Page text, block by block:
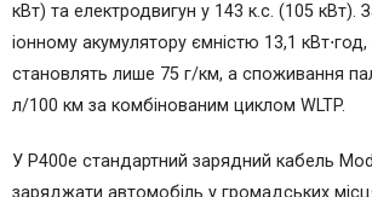
кВт) та електродвигун у 143 к.с. (105 кВт).
іонному акумулятору ємністю 13,1
становлять лише 75 г/км, а споживання
л/100 км за комбінованим циклом WLTP.
У P400e стандартний зарядний кабель
заряджати автомобіль у громадських